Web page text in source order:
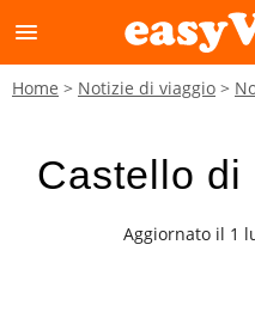
menu
Home Notizie di viaggio
Castello di
Aggiornato il 1